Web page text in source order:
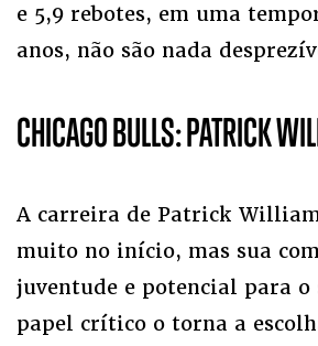
e 5,9 rebotes, em uma
anos, não são nada
CHICAGO BULLS: PATRICK
A carreira de Patrick
muito no início, mas sua
juventude e potencial para o
papel crítico o torna a